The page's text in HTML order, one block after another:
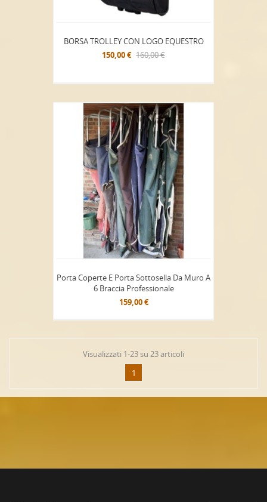
BORSA TROLLEY CON LOGO EQUESTRO
150,00 € 160,00 €
Porta Coperte E Porta Sottosella Da Muro A
6 Braccia Professionale
159,00 €
Visualizzati 1-23 su 23 articoli
1